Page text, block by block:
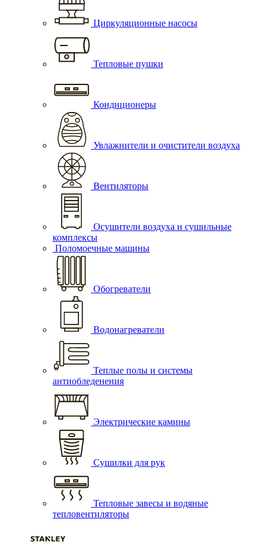
Циркуляционные насосы
Тепловые пушки
Кондиционеры
Увлажнители и очистители воздуха
Вентиляторы
Осушители воздуха и сушильные
комплексы
Поломоечные машины
Обогреватели
Водонагреватели
Теплые полы и системы
антиобледенения
Электрические камины
Сушилки для рук
Тепловые завесы и водяные
тепловентиляторы